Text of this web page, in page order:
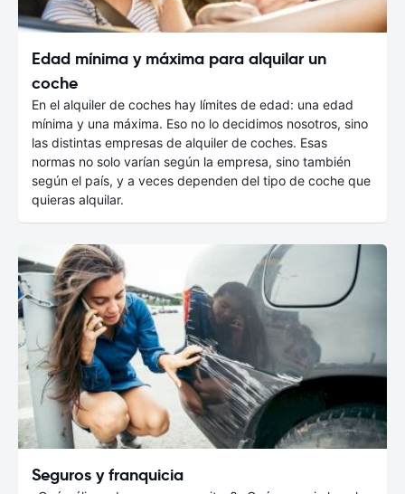
Edad mínima y máxima para alquilar un
coche
En el alquiler de coches hay límites de edad: una edad
mínima y una máxima. Eso no lo decidimos nosotros, sino
las distintas empresas de alquiler de coches. Esas
normas no solo varían según la empresa, sino también
según el país, y a veces dependen del tipo de coche que
quieras alquilar.
Seguros y franquicia